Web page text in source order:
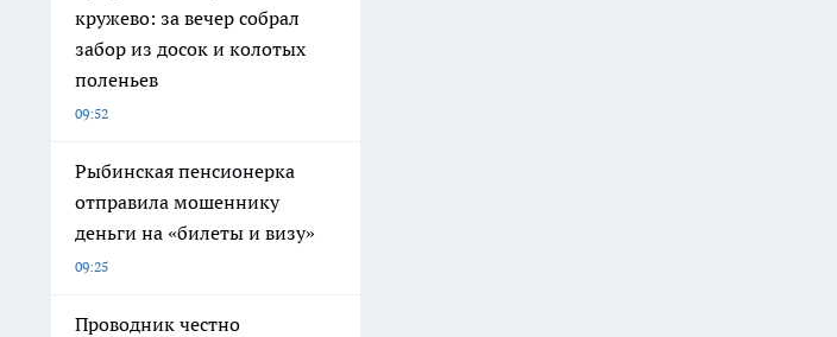
кружево: за вечер собрал
забор из досок и колотых
поленьев
09:52
Рыбинская пенсионерка
отправила мошеннику
деньги на «билеты и визу»
09:25
Проводник честно